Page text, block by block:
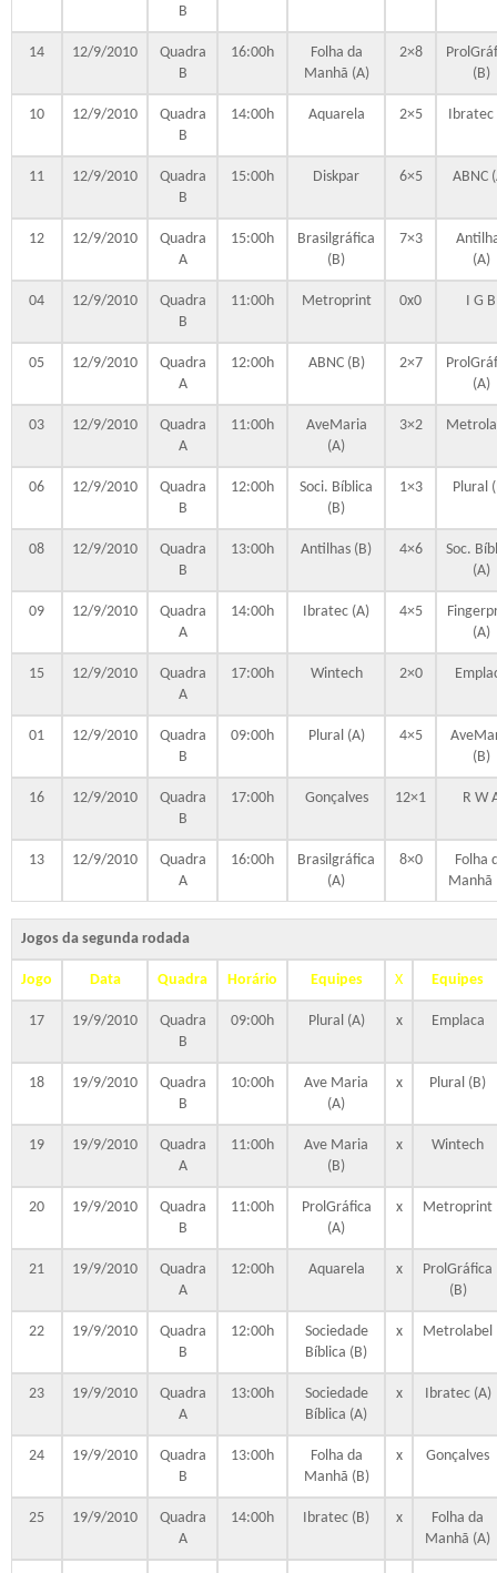
B
14 12/9/2010
Quadra
B
16:00h
Folha da
Manhã (A)
2×8
(B)
10 12/9/2010
Quadra
B
14:00h Aquarela 2×5 Ibratec
11 12/9/2010
Quadra
B
15:00h Diskpar 6×5 ABNC
12 12/9/2010
Quadra
A
15:00h
Brasilgráfica
(B)
7×3
(A)
04 12/9/2010
Quadra
B
11:00h Metroprint 0x0 I G B
05 12/9/2010
Quadra
A
12:00h ABNC (B) 2×7
(A)
03 12/9/2010
Quadra
A
11:00h
AveMaria
(A)
3×2
06 12/9/2010
Quadra
B
12:00h
Soci. Bíblica
(B)
1×3 Plural
08 12/9/2010
Quadra
B
13:00h Antilhas (B) 4×6
Soc.
(A)
09 12/9/2010
Quadra
A
14:00h Ibratec (A) 4×5
(A)
15 12/9/2010
Quadra
A
17:00h Wintech 2×0
01 12/9/2010
Quadra
B
09:00h Plural (A) 4×5
(B)
16 12/9/2010
Quadra
B
17:00h Gonçalves 12×1 R W
13 12/9/2010
Quadra
A
16:00h
Brasilgráfica
(A)
8×0
Folha
Manhã
Jogos da segunda rodada
Jogo Data Quadra Horário Equipes X Equipes
17 19/9/2010
Quadra
B
09:00h Plural (A) x Emplaca
18 19/9/2010
Quadra
B
10:00h
Ave Maria
(A)
x Plural (B)
19 19/9/2010
Quadra
A
11:00h
Ave Maria
(B)
x Wintech
20 19/9/2010
Quadra
B
11:00h
ProlGráfica
(A)
x Metroprint
21 19/9/2010
Quadra
A
12:00h Aquarela x
ProlGráfica
(B)
22 19/9/2010
Quadra
B
12:00h
Sociedade
Bíblica (B)
x Metrolabel
23 19/9/2010
Quadra
A
13:00h
Sociedade
Bíblica (A)
x Ibratec (A)
24 19/9/2010
Quadra
B
13:00h
Folha da
Manhã (B)
x Gonçalves
25 19/9/2010
Quadra
A
14:00h Ibratec (B) x
Folha da
Manhã (A)